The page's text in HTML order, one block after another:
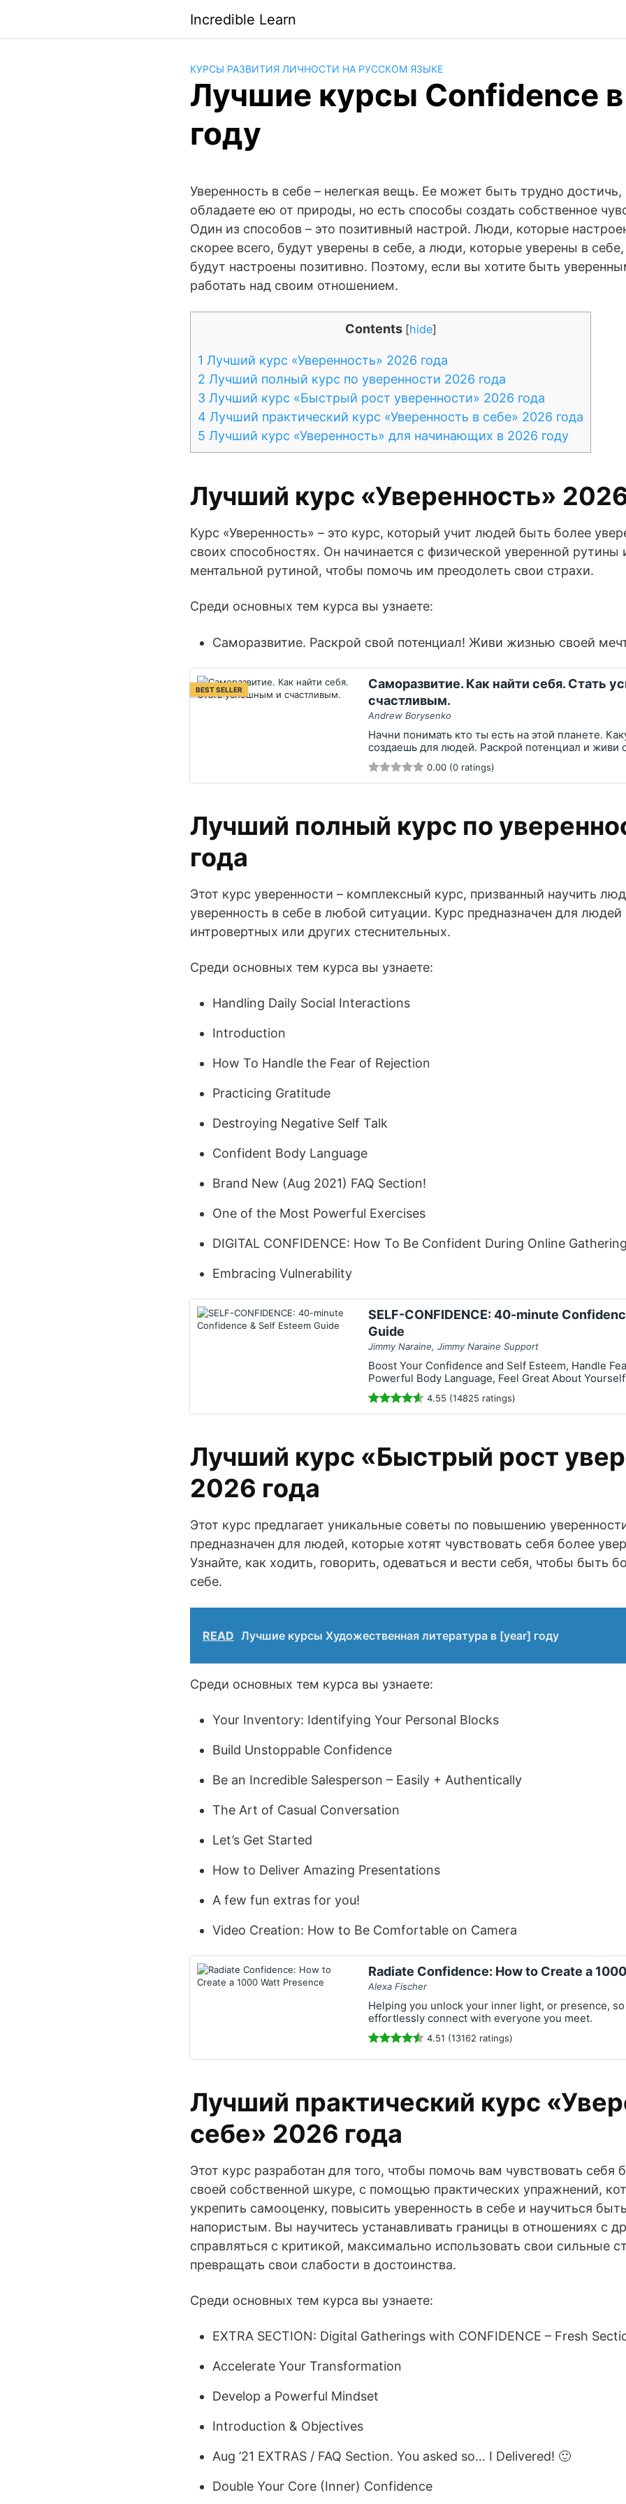
contenido
Incredible Learn
КУРСЫ РАЗВИТИЯ ЛИЧНОСТИ НА РУССКОМ ЯЗЫКЕ
Лучшие курсы Confidence
году
Уверенность в себе – нелегкая вещь. Ее может быть трудно
обладаете ею от природы, но есть способы создать собственное
Один из способов – это позитивный настрой. Люди, которые
скорее всего, будут уверены в себе, а люди, которые уверены в себе,
будут настроены позитивно. Поэтому, если вы хотите быть
работать над своим отношением.
Contents [hide]
1 Лучший курс «Уверенность» 2026 года
2 Лучший полный курс по уверенности 2026 года
3 Лучший курс «Быстрый рост уверенности» 2026 года
4 Лучший практический курс «Уверенность в себе» 2026 года
5 Лучший курс «Уверенность» для начинающих в 2026 году
Лучший курс «Уверенность»
Курс «Уверенность» – это курс, который учит людей быть более
своих способностях. Он начинается с физической уверенной
ментальной рутиной, чтобы помочь им преодолеть свои страхи.
Среди основных тем курса вы узнаете:
Саморазвитие. Раскрой свой потенциал! Живи жизнью своей
BEST SELLER
Саморазвитие. Как найти себя. Стать
счастливым.
Andrew Borysenko
Начни понимать кто ты есть на этой планете.
создаешь для людей. Раскрой потенциал и живи
0.00 (0 ratings)
Лучший полный курс по
года
Этот курс уверенности – комплексный курс, призванный научить
уверенность в себе в любой ситуации. Курс предназначен для людей
интровертных или других стеснительных.
Среди основных тем курса вы узнаете:
Handling Daily Social Interactions
Introduction
How To Handle the Fear of Rejection
Practicing Gratitude
Destroying Negative Self Talk
Confident Body Language
Brand New (Aug 2021) FAQ Section!
One of the Most Powerful Exercises
DIGITAL CONFIDENCE: How To Be Confident During Online
Embracing Vulnerability
SELF-CONFIDENCE: 40-minute
Guide
Jimmy Naraine, Jimmy Naraine Support
Boost Your Confidence and Self Esteem, Handle
Powerful Body Language, Feel Great About Yourself
4.55 (14825 ratings)
Лучший курс «Быстрый рост
2026 года
Этот курс предлагает уникальные советы по повышению
предназначен для людей, которые хотят чувствовать себя более
Узнайте, как ходить, говорить, одеваться и вести себя, чтобы быть
себе.
READ Лучшие курсы Художественная литература в [year] году
Среди основных тем курса вы узнаете:
Your Inventory: Identifying Your Personal Blocks
Build Unstoppable Confidence
Be an Incredible Salesperson – Easily + Authentically
The Art of Casual Conversation
Let’s Get Started
How to Deliver Amazing Presentations
A few fun extras for you!
Video Creation: How to Be Comfortable on Camera
Radiate Confidence: How to Create a
Alexa Fischer
Helping you unlock your inner light, or presence,
effortlessly connect with everyone you meet.
4.51 (13162 ratings)
Лучший практический курс
себе» 2026 года
Этот курс разработан для того, чтобы помочь вам чувствовать себя
своей собственной шкуре, с помощью практических упражнений,
укрепить самооценку, повысить уверенность в себе и научиться
напористым. Вы научитесь устанавливать границы в отношениях с
справляться с критикой, максимально использовать свои сильные
превращать свои слабости в достоинства.
Среди основных тем курса вы узнаете:
EXTRA SECTION: Digital Gatherings with CONFIDENCE – Fresh
Accelerate Your Transformation
Develop a Powerful Mindset
Introduction & Objectives
Aug ’21 EXTRAS / FAQ Section. You asked so… I Delivered! 🙂
Double Your Core (Inner) Confidence